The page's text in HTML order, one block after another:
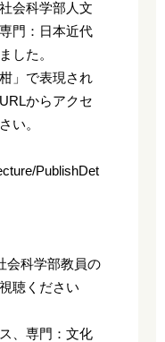
会科学部人文
門：日本近代
した。
」で表現され
からアクセ
い。
PublishDet
会科学部教員の
聴ください
、専門：文化